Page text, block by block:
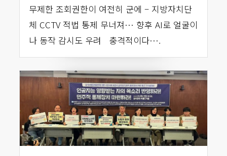
무제한 조회권한이 여전히 군에 – 지방자치단
체 CCTV 적법 통제 무너져… 향후 AI로 얼굴이
나 동작 감시도 우려 충격적이다….